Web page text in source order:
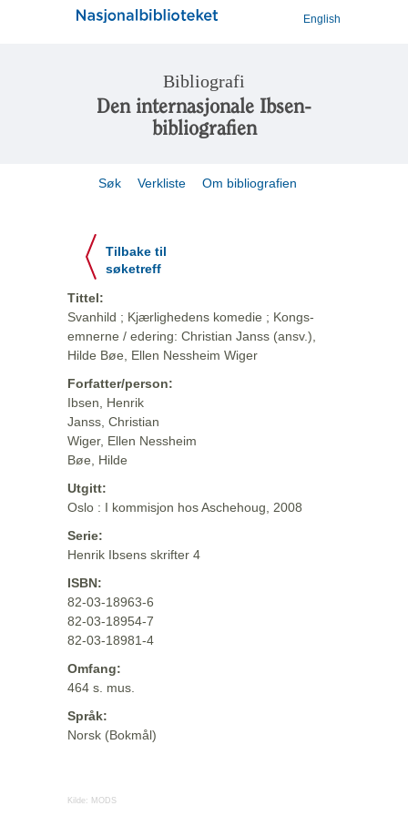
English
Bibliografi
Den internasjonale Ibsen-
bibliografien
Søk Verkliste Om bibliografien
Tilbake til
søketreff
Tittel:
Svanhild ; Kjærlighedens komedie ; Kongs-
emnerne / edering: Christian Janss (ansv.),
Hilde Bøe, Ellen Nessheim Wiger
Forfatter/person:
Ibsen, Henrik
Janss, Christian
Wiger, Ellen Nessheim
Bøe, Hilde
Utgitt:
Oslo : I kommisjon hos Aschehoug, 2008
Serie:
Henrik Ibsens skrifter 4
ISBN:
82-03-18963-6
82-03-18954-7
82-03-18981-4
Omfang:
464 s. mus.
Språk:
Norsk (Bokmål)
Kilde: MODS